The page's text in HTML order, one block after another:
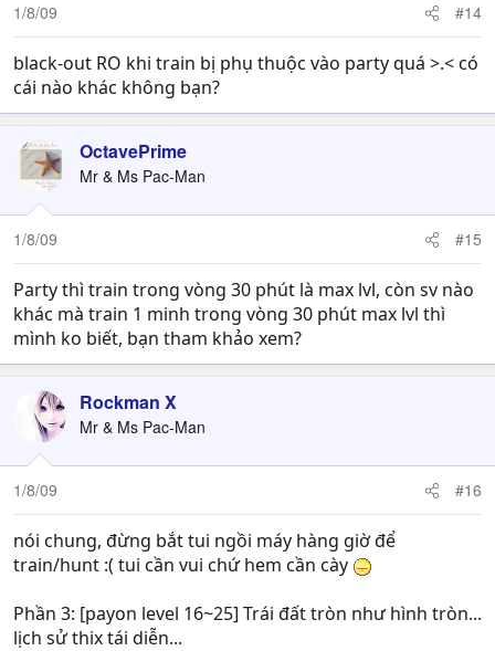
1/8/09 #14
black-out RO khi train bị phụ thuộc vào party quá >.< có
cái nào khác không bạn?
OctavePrime
Mr & Ms Pac-Man
1/8/09 #15
Party thì train trong vòng 30 phút là max lvl, còn sv nào
khác mà train 1 minh trong vòng 30 phút max lvl thì
mình ko biết, bạn tham khảo xem?
Rockman X
Mr & Ms Pac-Man
1/8/09 #16
nói chung, đừng bắt tui ngồi máy hàng giờ để
train/hunt :( tui cần vui chứ hem cần cày
Phần 3: [payon level 16~25] Trái đất tròn như hình tròn...
lịch sử thix tái diễn...